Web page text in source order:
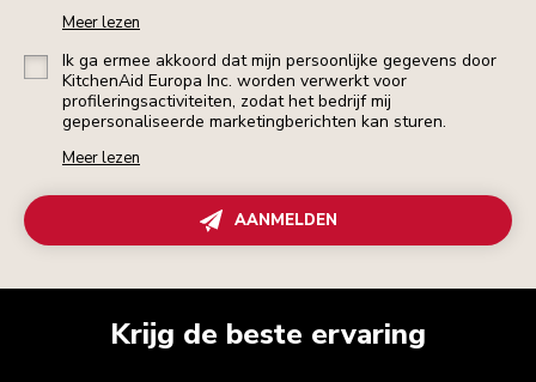
Meer lezen
Ik ga ermee akkoord dat mijn persoonlijke gegevens door
KitchenAid Europa Inc. worden verwerkt voor
profileringsactiviteiten, zodat het bedrijf mij
gepersonaliseerde marketingberichten kan sturen.
Meer lezen
AANMELDEN
Krijg de beste ervaring